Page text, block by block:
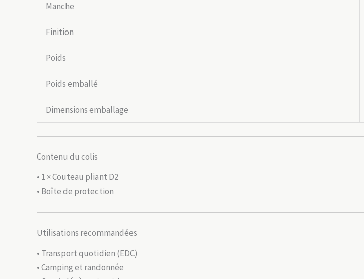
Manche
Finition
Poids
Poids emballé
Dimensions emballage
Contenu du colis
• 1 × Couteau pliant D2
• Boîte de protection
Utilisations recommandées
• Transport quotidien (EDC)
• Camping et randonnée